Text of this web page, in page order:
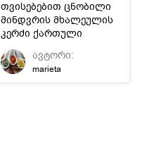
თვისებებით ცნობილი
მინდვრის მხალეულის
კერძი ქართული
კულინარიიდან.
შეაფასეთ!ავტორი:
marieta